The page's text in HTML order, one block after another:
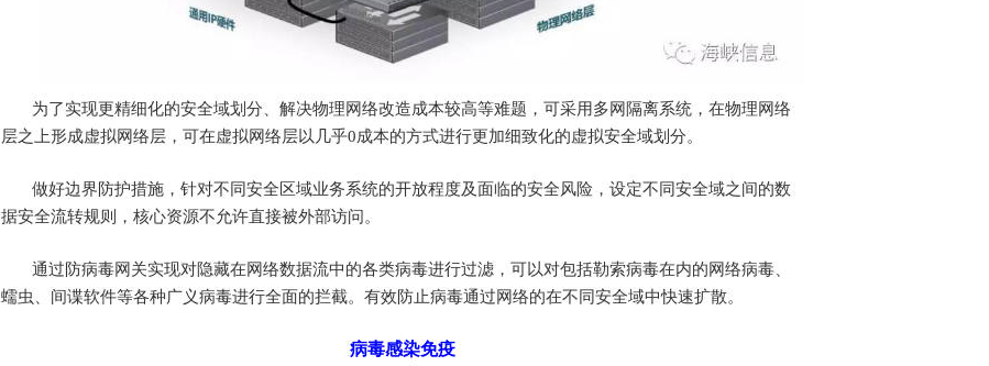
为了实现更精细化的安全域划分、解决物理网络改造成本较高等难题， 可采用多网隔离系统，在物理网络
层之上形成虚拟网络层，可在虚拟网络层以几乎0成本的方式进行更加细致化的虚拟安全域划分。
做好边界防护措施 ，针对不同安全区域业务系统的开放程度及面临的安全风险，设定不同安全域之间的数
据安全流转规则，核心资源不允许直接被外部访问。
通过防病毒网关实现对隐藏在网络数据流中的各类病毒进行过滤，可以对包括勒索病毒在内的网络病毒、
蠕虫、间谍软件等各种广义病毒进行全面的拦截。有效防止病毒通过网络的在不同安全域中快速扩散。
病毒感染免疫